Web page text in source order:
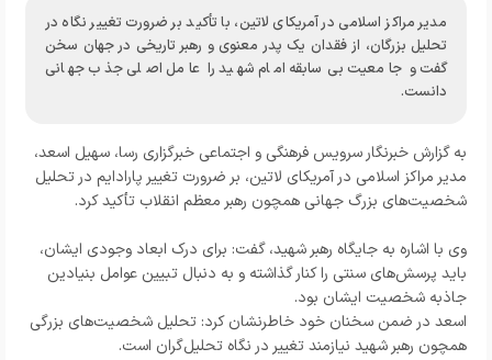
مدیر مراکز اسلامی در آمریکای لاتین، با تأکید بر ضرورت تغییر نگاه در
تحلیل بزرگان، از فقدان یک پدر معنوی و رهبر تاریخی در جهان سخن
گفت و جامعیت بی‌سابقه امام شهید را عامل اصلی جذب جهانی
دانست.
به گزارش خبرنگار سرویس فرهنگی و اجتماعی خبرگزاری رسا، سهیل اسعد،
مدیر مراکز اسلامی در آمریکای لاتین، بر ضرورت تغییر پارادایم در تحلیل
شخصیت‌های بزرگ جهانی همچون رهبر معظم انقلاب تأکید کرد.
وی با اشاره به جایگاه رهبر شهید، گفت: برای درک ابعاد وجودی ایشان،
باید پرسش‌های سنتی را کنار گذاشته و به دنبال تبیین عوامل بنیادین
جاذبه شخصیت ایشان بود.
اسعد در ضمن سخنان خود خاطرنشان کرد: تحلیل شخصیت‌های بزرگی
همچون رهبر شهید نیازمند تغییر در نگاه تحلیل‌گران است.